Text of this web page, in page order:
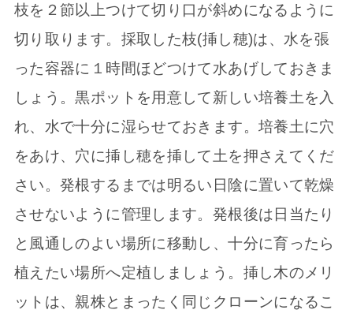
枝を２節以上つけて切り口が斜めになるように
切り取ります。採取した枝(挿し穂)は、水を張
った容器に１時間ほどつけて水あげしておきま
しょう。黒ポットを用意して新しい培養土を入
れ、水で十分に湿らせておきます。培養土に穴
をあけ、穴に挿し穂を挿して土を押さえてくだ
さい。発根するまでは明るい日陰に置いて乾燥
させないように管理します。発根後は日当たり
と風通しのよい場所に移動し、十分に育ったら
植えたい場所へ定植しましょう。挿し木のメリ
ットは、親株とまったく同じクローンになるこ